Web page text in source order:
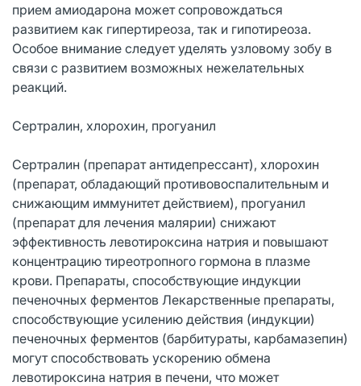
прием амиодарона может сопровождаться
развитием как гипертиреоза, так и гипотиреоза.
Особое внимание следует уделять узловому зобу в
связи с развитием возможных нежелательных
реакций.
Сертралин, хлорохин, прогуанил
Сертралин (препарат антидепрессант), хлорохин
(препарат, обладающий противовоспалительным и
снижающим иммунитет действием), прогуанил
(препарат для лечения малярии) снижают
эффективность левотироксина натрия и повышают
концентрацию тиреотропного гормона в плазме
крови. Препараты, способствующие индукции
печеночных ферментов Лекарственные препараты,
способствующие усилению действия (индукции)
печеночных ферментов (барбитураты, карбамазепин)
могут способствовать ускорению обмена
левотироксина натрия в печени, что может